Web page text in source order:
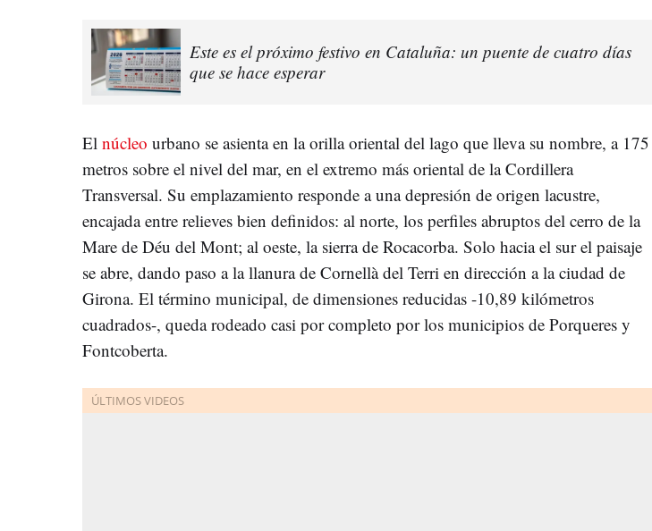
Este es el próximo festivo en Cataluña: un puente de cuatro días
que se hace esperar
El núcleo urbano se asienta en la orilla oriental del lago que lleva su nombre, a 175
metros sobre el nivel del mar, en el extremo más oriental de la Cordillera
Transversal. Su emplazamiento responde a una depresión de origen lacustre,
encajada entre relieves bien definidos: al norte, los perfiles abruptos del cerro de la
Mare de Déu del Mont; al oeste, la sierra de Rocacorba. Solo hacia el sur el paisaje
se abre, dando paso a la llanura de Cornellà del Terri en dirección a la ciudad de
Girona. El término municipal, de dimensiones reducidas -10,89 kilómetros
cuadrados-, queda rodeado casi por completo por los municipios de Porqueres y
Fontcoberta.